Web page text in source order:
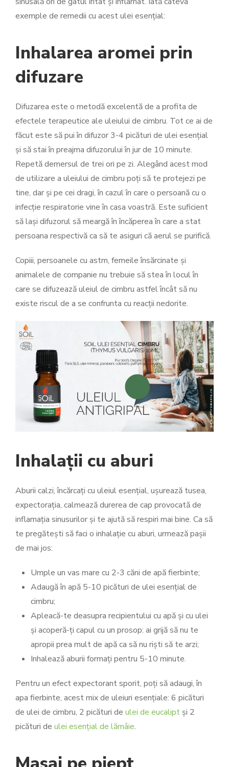
exemple de remedii cu acest ulei esențial:
Inhalarea aromei prin
difuzare
Difuzarea este o metodă excelentă de a profita de
efectele terapeutice ale uleiului de cimbru. Tot ce ai de
făcut este să pui în difuzor 3-4 picături de ulei esențial
și să stai în preajma difuzorului în jur de 10 minute.
Repetă demersul de trei ori pe zi. Alegând acest mod
de utilizare a uleiului de cimbru poți să te protejezi pe
tine, dar și pe cei dragi, în cazul în care o persoană cu o
infecție respiratorie vine în casa voastră. Este suficient
să lași difuzorul să meargă în încăperea în care a stat
persoana respectivă ca să te asiguri că aerul se purifică.
Copiii, persoanele cu astm, femeile însărcinate și
animalele de companie nu trebuie să stea în locul în
care se difuzează uleiul de cimbru astfel încât să nu
existe riscul de a se confrunta cu reacții nedorite.
Inhalații cu aburi
Aburii calzi, încărcați cu uleiul esențial, ușurează tusea,
expectorația, calmează durerea de cap provocată de
inflamația sinusurilor și te ajută să respiri mai bine. Ca să
te pregătești să faci o inhalație cu aburi, urmează pașii
de mai jos:
Umple un vas mare cu 2-3 căni de apă fierbinte;
Adaugă în apă 5-10 picături de ulei esențial de
cimbru;
Apleacă-te deasupra recipientului cu apă și cu ulei
și acoperă-ți capul cu un prosop: ai grijă să nu te
apropii prea mult de apă ca să nu riști să te arzi;
Inhalează aburii formați pentru 5-10 minute.
Pentru un efect expectorant sporit, poți să adaugi, în
apa fierbinte, acest mix de uleiuri esențiale: 6 picături
de ulei de cimbru, 2 picături de ulei de eucalipt și 2
picături de ulei esențial de lămâie.